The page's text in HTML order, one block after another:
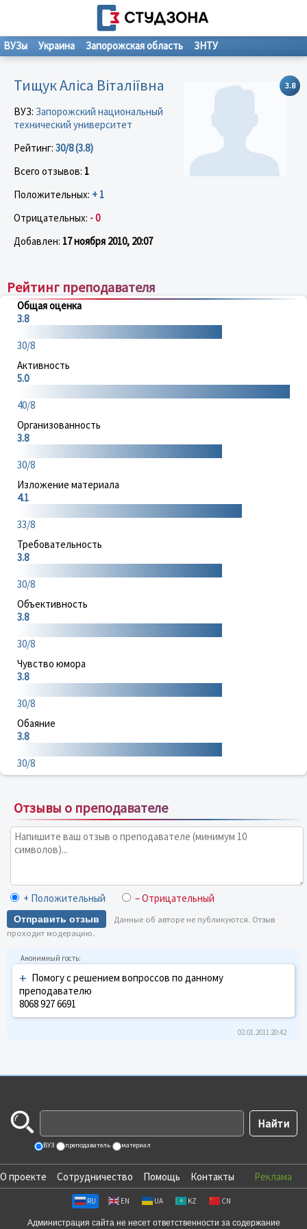
ВУЗы Украина Запорожская область ЗНТУ
3.8
Тищук Аліса Віталіївна
ВУЗ: Запорожский национальный
технический университет
Рейтинг: 30/8 (3.8)
Всего отзывов: 1
Положительных: + 1
Отрицательных: - 0
Добавлен: 17 ноября 2010, 20:07
Рейтинг преподавателя
Общая оценка
3.8
30/8
Активность
5.0
40/8
Организованность
3.8
30/8
Изложение материала
4.1
33/8
Требовательность
3.8
30/8
Объективность
3.8
30/8
Чувство юмора
3.8
30/8
Обаяние
3.8
30/8
Отзывы о преподавателе
+ Положительный – Отрицательный
Отправить отзыв
Данные об авторе не публикуются. Отзыв
проходит модерацию.
+ Помогу с решением вопроссов по данному
преподавателю
8068 927 6691
02.01.2011 20:42
ВУЗ преподаватель материал
О проекте Сотрудничество Помощь Контакты Реклама
RU EN UA KZ CN
Администрация сайта не несет ответственности за содержание